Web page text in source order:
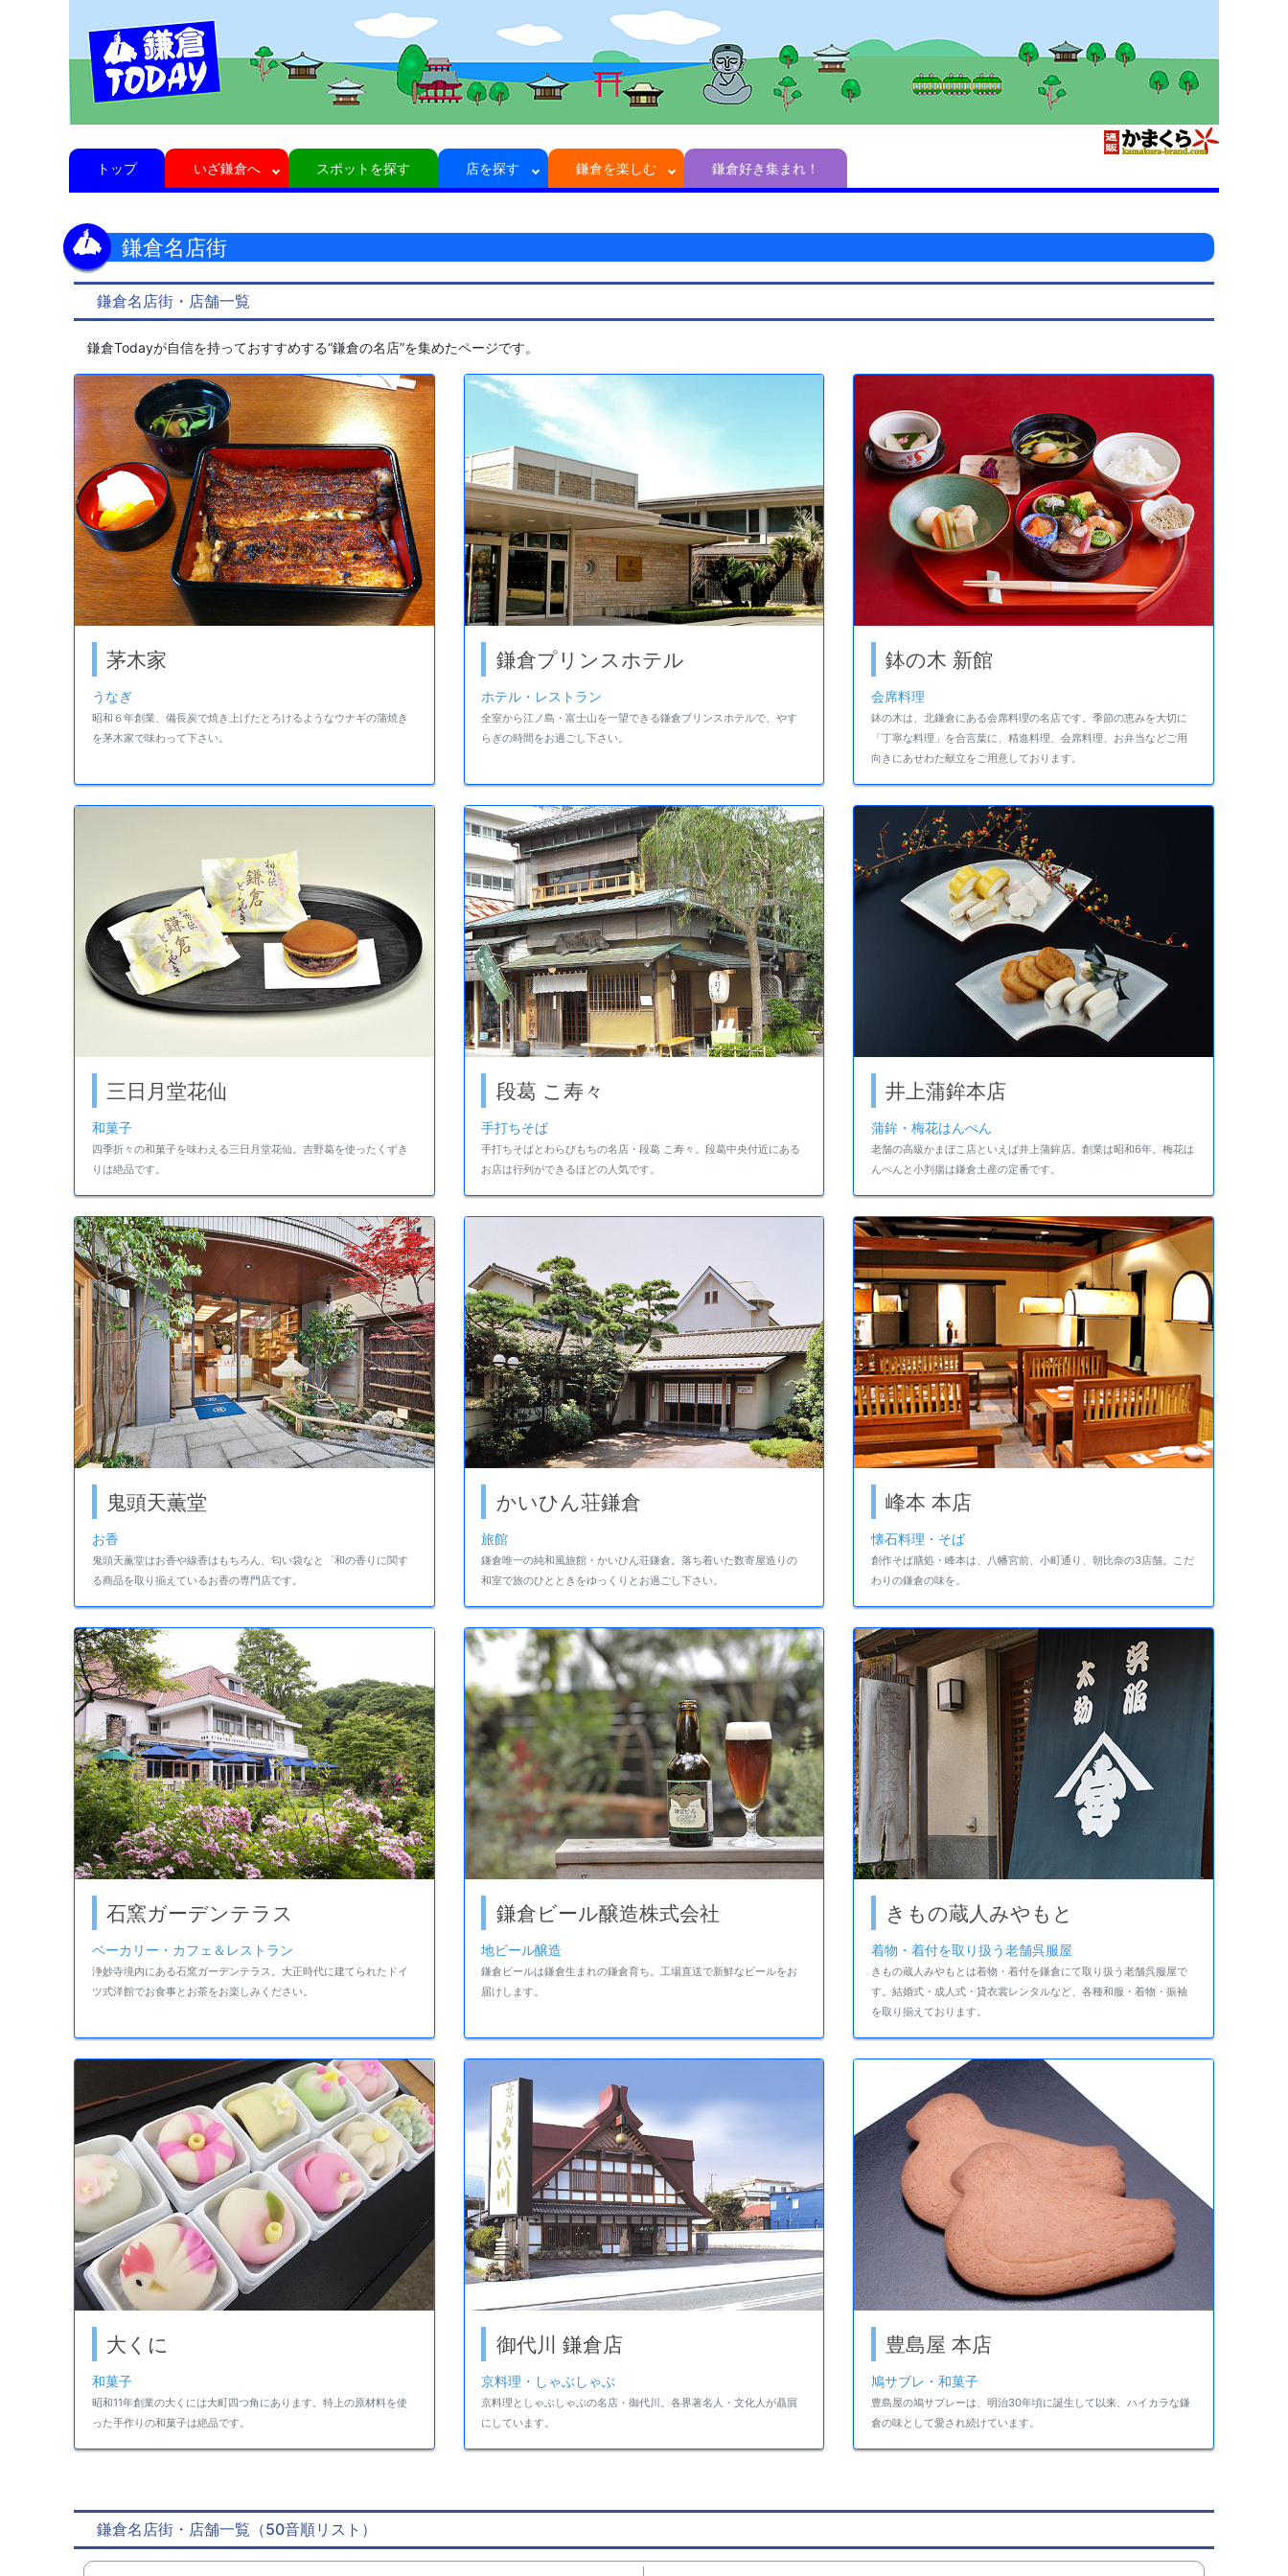
トップ いざ鎌倉へ スポットを探す 店を探す 鎌倉を楽しむ 鎌倉好き集まれ！
鎌倉名店街
鎌倉名店街・店舗一覧
鎌倉Todayが自信を持っておすすめする“鎌倉の名店”を集めたページです。
茅木家
うなぎ
昭和６年創業、備長炭で焼き上げたとろけるようなウナギの蒲焼き
を茅木家で味わって下さい。
鎌倉プリンスホテル
ホテル・レストラン
全室から江ノ島・富士山を一望できる鎌倉プリンスホテルで、やす
らぎの時間をお過ごし下さい。
鉢の木 新館
会席料理
鉢の木は、北鎌倉にある会席料理の名店です。季節の恵みを大切に
「丁寧な料理」を合言葉に、精進料理、会席料理、お弁当などご用
向きにあせわた献立をご用意しております。
三日月堂花仙
和菓子
四季折々の和菓子を味わえる三日月堂花仙。吉野葛を使ったくずき
りは絶品です。
段葛 こ寿々
手打ちそば
手打ちそばとわらびもちの名店・段葛 こ寿々。段葛中央付近にある
お店は行列ができるほどの人気です。
井上蒲鉾本店
蒲鉾・梅花はんぺん
老舗の高級かまぼこ店といえば井上蒲鉾店。創業は昭和6年。梅花は
んぺんと小判揚は鎌倉土産の定番です。
鬼頭天薫堂
お香
鬼頭天薫堂はお香や線香はもちろん、匂い袋なと゜和の香りに関す
る商品を取り揃えているお香の専門店です。
かいひん荘鎌倉
旅館
鎌倉唯一の純和風旅館・かいひん荘鎌倉。落ち着いた数寄屋造りの
和室で旅のひとときをゆっくりとお過ごし下さい。
峰本 本店
懐石料理・そば
創作そば膳処・峰本は、八幡宮前、小町通り、朝比奈の3店舗。こだ
わりの鎌倉の味を。
石窯ガーデンテラス
ベーカリー・カフェ＆レストラン
浄妙寺境内にある石窯ガーデンテラス。大正時代に建てられたドイ
ツ式洋館でお食事とお茶をお楽しみください。
鎌倉ビール醸造株式会社
地ビール醸造
鎌倉ビールは鎌倉生まれの鎌倉育ち。工場直送で新鮮なビールをお
届けします。
きもの蔵人みやもと
着物・着付を取り扱う老舗呉服屋
きもの蔵人みやもとは着物・着付を鎌倉にて取り扱う老舗呉服屋で
す。結婚式・成人式・貸衣裳レンタルなど、各種和服・着物・振袖
を取り揃えております。
大くに
和菓子
昭和11年創業の大くには大町四つ角にあります。特上の原材料を使
った手作りの和菓子は絶品です。
御代川 鎌倉店
京料理・しゃぶしゃぶ
京料理としゃぶしゃぶの名店・御代川。各界著名人・文化人が贔屓
にしています。
豊島屋 本店
鳩サブレ・和菓子
豊島屋の鳩サブレーは、明治30年頃に誕生して以来、ハイカラな鎌
倉の味として愛され続けています。
鎌倉名店街・店舗一覧（50音順リスト）